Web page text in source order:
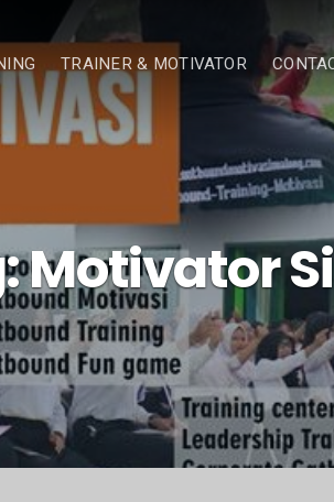
TRAINER & MOTIVATOR
Motivator